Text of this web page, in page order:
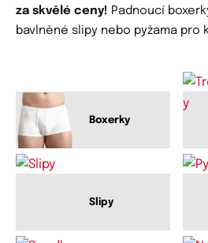
za skvělé ceny! Padnoucí
bavlněné slipy nebo pyžama pro
Boxerky
Slipy